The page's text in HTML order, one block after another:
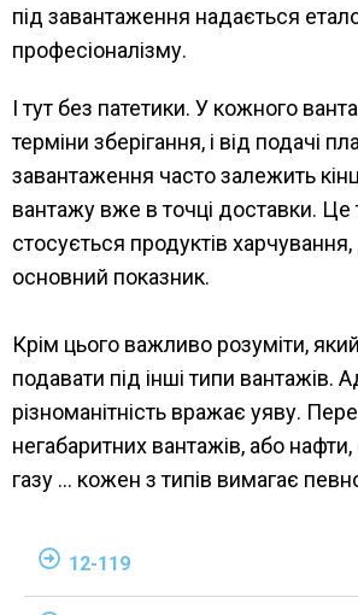
під завантаження надається
професіоналізму.
І тут без патетики. У кожного
терміни зберігання, і від подачі
завантаження часто залежить
вантажу вже в точці доставки. Це
стосується продуктів
основний показник.
Крім цього важливо розуміти,
подавати під інші типи вантажів.
різноманітність вражає уяву.
негабаритних вантажів, або
газу … кожен з типів вимагає
12-119